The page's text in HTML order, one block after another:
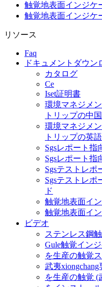
触覚地表面インジケ
触覚地表面インジケ
リソース
Faq
ドキュメントダウン
カタログ
Ce
Iset証明書
環境マネジメ
トリップの中
環境マネジメ
トリップの英
Sgsレポート指
Sgsレポート指
Sgsテストレポ
Sgsテストレポ
ド
触覚地表面イ
触覚地表面イ
ビデオ
ステンレス鋼
Gule触覚イン
を生産の触覚
武夷
を生産の触覚 (